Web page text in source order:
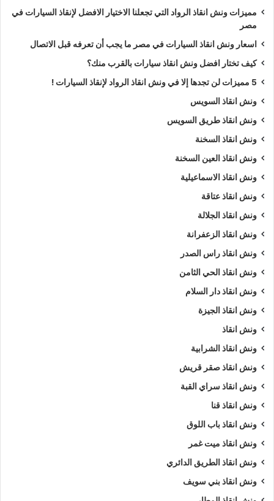
مميزات ونش انقاذ الرواد التي تجعلنا الاختيار الافضل لإنقاذ السيارات في
مصر
اسعار ونش انقاذ السيارات في مصر ما يجب أن تعرفه قبل الاتصال
كيف تختار افضل ونش انقاذ سيارات بالقرب منك؟
5 مميزات لن تجدها إلا في ونش انقاذ الرواد لإنقاذ السيارات !
ونش انقاذ السويس
ونش انقاذ طريق السويس
ونش انقاذ السخنة
ونش انقاذ العين السخنة
ونش انقاذ الاسماعيلية
ونش انقاذ عتاقة
ونش انقاذ الجلالة
ونش انقاذ الزعفرانة
ونش انقاذ راس الصدر
ونش انقاذ الحي الثامن
ونش انقاذ دار السلام
ونش انقاذ الجيزة
ونش انقاذ
ونش انقاذ الشرابية
ونش انقاذ صقر قريش
ونش انقاذ سراي القبة
ونش انقاذ قنا
ونش انقاذ باب اللوق
ونش انقاذ ميت غمر
ونش انقاذ الطريق الدائري
ونش انقاذ بني سويف